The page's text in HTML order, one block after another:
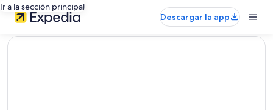
Ir a la sección principal
Descargar la app
editorial